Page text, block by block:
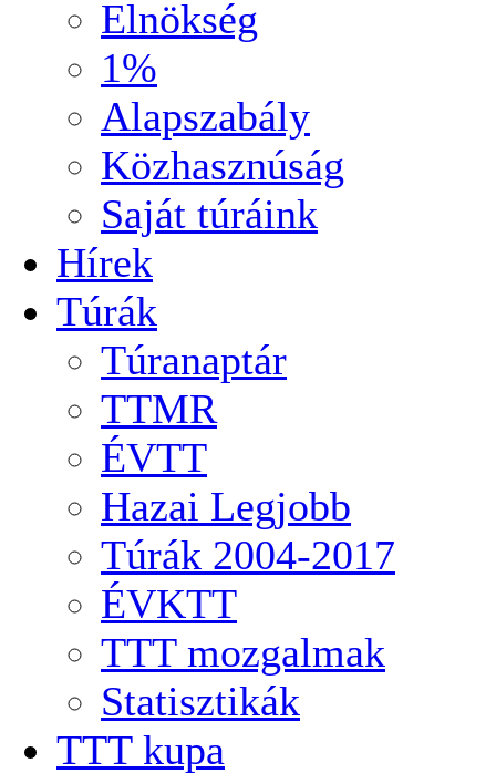
Elnökség
1%
Alapszabály
Közhasznúság
Saját túráink
Hírek
Túrák
Túranaptár
TTMR
ÉVTT
Hazai Legjobb
Túrák 2004-2017
ÉVKTT
TTT mozgalmak
Statisztikák
TTT kupa